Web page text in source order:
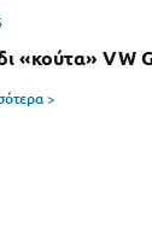
«κούτα» VW
>